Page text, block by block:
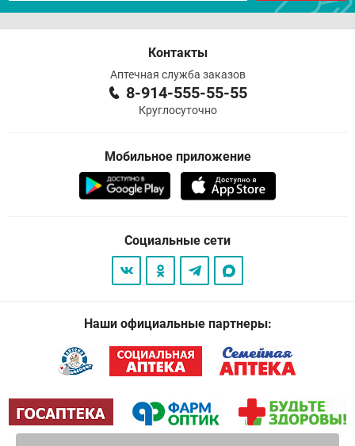
Контакты
Аптечная служба заказов
8-914-555-55-55
Круглосуточно
Мобильное приложение
Социальные сети
Наши официальные партнеры: